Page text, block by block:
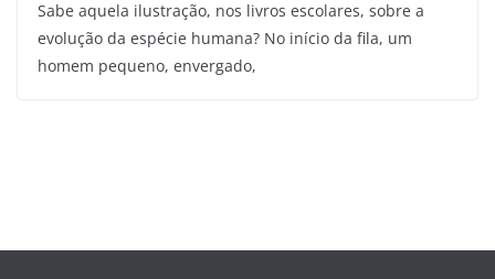
Sabe aquela ilustração, nos livros escolares, sobre a
evolução da espécie humana? No início da fila, um
homem pequeno, envergado,